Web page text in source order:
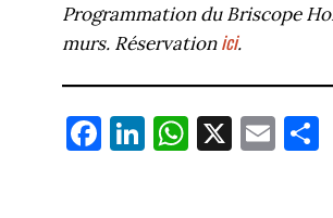
Programmation du Briscope
murs. Réservationici.
Fa
ce
Li
nk
W
ha
X E
m
Pa